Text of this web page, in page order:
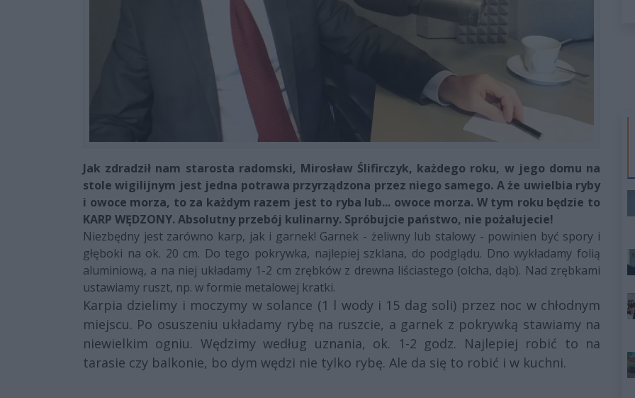
Jak zdradził nam starosta radomski, Mirosław Ślifirczyk, każdego roku, w jego domu na
stole wigilijnym jest jedna potrawa przyrządzona przez niego samego. A że uwielbia ryby
i owoce morza, to za każdym razem jest to ryba lub... owoce morza. W tym roku będzie to
KARP WĘDZONY. Absolutny przebój kulinarny. Spróbujcie państwo, nie pożałujecie!
Niezbędny jest zarówno karp, jak i garnek! Garnek - żeliwny lub stalowy - powinien być spory i
głęboki na ok. 20 cm. Do tego pokrywka, najlepiej szklana, do podglądu. Dno wykładamy folią
aluminiową, a na niej układamy 1-2 cm zrębków z drewna liściastego (olcha, dąb). Nad zrębkami
ustawiamy ruszt, np. w formie metalowej kratki.
Karpia dzielimy i moczymy w solance (1 l wody i 15 dag soli) przez noc w chłodnym
miejscu. Po osuszeniu układamy rybę na ruszcie, a garnek z pokrywką stawiamy na
niewielkim ogniu. Wędzimy według uznania, ok. 1-2 godz. Najlepiej robić to na
tarasie czy balkonie, bo dym wędzi nie tylko rybę. Ale da się to robić i w kuchni.